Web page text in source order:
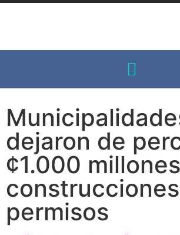
dejaron de
¢1.000
permisos